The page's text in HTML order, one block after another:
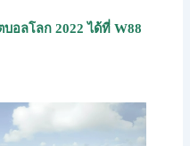
อลโลก 2022 ได้ที่ W88